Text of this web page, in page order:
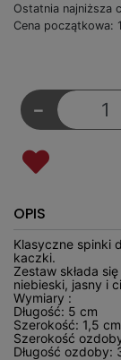
Ostatnia najniższa
Cena początkowa:
-
OPIS
Klasyczne spinki
kaczki.
Zestaw składa
niebieski, jasny i
Wymiary :
Długość: 5 cm
Szerokość: 1,5 cm
Szerokość
Długość ozdoby: